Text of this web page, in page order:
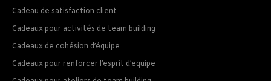
Cadeau de satisfaction client
Cadeaux pour activités de team building
Cadeaux de cohésion d’équipe
Cadeaux pour renforcer l’esprit d’equipe